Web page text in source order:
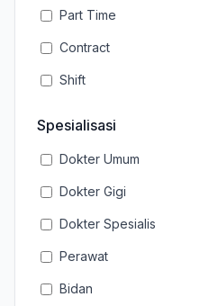
Part Time
Contract
Shift
Spesialisasi
Dokter Umum
Dokter Gigi
Dokter Spesialis
Perawat
Bidan